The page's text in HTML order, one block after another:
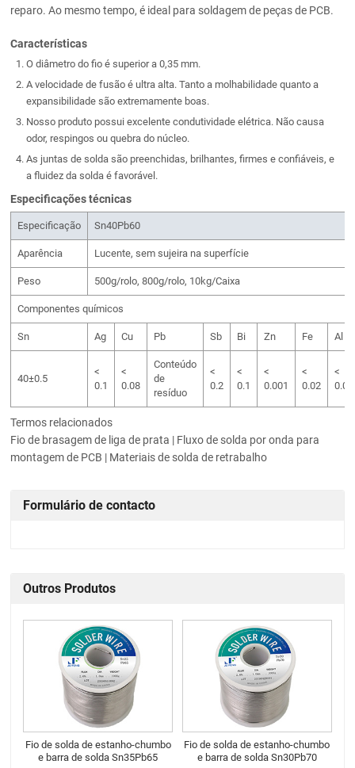
reparo. Ao mesmo tempo, é ideal para soldagem de peças de PCB.
Características
O diâmetro do fio é superior a 0,35 mm.
A velocidade de fusão é ultra alta. Tanto a molhabilidade quanto a
expansibilidade são extremamente boas.
Nosso produto possui excelente condutividade elétrica. Não causa
odor, respingos ou quebra do núcleo.
As juntas de solda são preenchidas, brilhantes, firmes e confiáveis, e
a fluidez da solda é favorável.
Especificações técnicas
Especificação Sn40Pb60
Aparência Lucente, sem sujeira na superfície
Peso 500g/rolo, 800g/rolo, 10kg/Caixa
Componentes químicos
Sn Ag Cu Pb Sb Bi Zn Fe Al
40±0.5
<
0.1
<
0.08
Conteúdo
de
resíduo
<
0.2
<
0.1
<
0.001
<
0.02
<
Termos relacionados
Fio de brasagem de liga de prata | Fluxo de solda por onda para
montagem de PCB | Materiais de solda de retrabalho
Formulário de contacto
Outros Produtos
Fio de solda de estanho-chumbo
e barra de solda Sn35Pb65
Fio de solda de estanho-chumbo
e barra de solda Sn30Pb70